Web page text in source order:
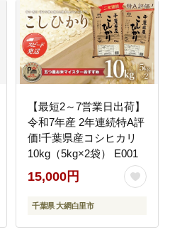
【最短2～7営業日出荷】
令和7年産 2年連続特A評
価!千葉県産コシヒカリ
10kg（5kg×2袋） E001
15,000円
千葉県 大網白里市